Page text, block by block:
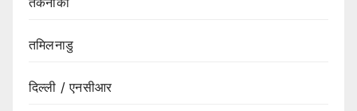
तमिलनाडु
दिल्ली / एनसीआर